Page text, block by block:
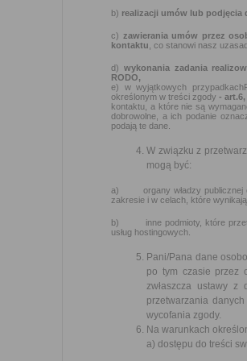
b) realizacji umów lub podjęcia
c) zawierania umów przez
kontaktu , co stanowi nasz
d) wykonania zadania
RODO,
e) w wyjątkowych
określonym w treści zgody -
kontaktu, a które nie są
dobrowolne, a ich podanie
podają te dane.
W związku z
mogą być:
a) organy władzy publicznej
zakresie i w celach, które
b) inne podmioty, które
usług hostingowych.
Pani/Pana dane
po tym czasie przez
zwłaszcza ustawy
przetwarzania
wycofania zgody.
Na warunkach
a) dostępu do treści